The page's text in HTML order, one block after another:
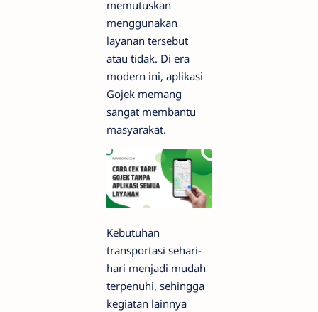
memutuskan
menggunakan
layanan tersebut
atau tidak. Di era
modern ini, aplikasi
Gojek memang
sangat membantu
masyarakat.
Kebutuhan
transportasi sehari-
hari menjadi mudah
terpenuhi, sehingga
kegiatan lainnya